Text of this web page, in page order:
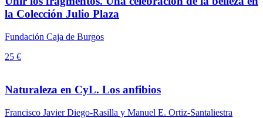
la Colección Julio Plaza
Fundación Caja de Burgos
25 €
Naturaleza en CyL. Los anfibios
Francisco Javier Diego-Rasilla y Manuel E. Ortiz-Santaliestra